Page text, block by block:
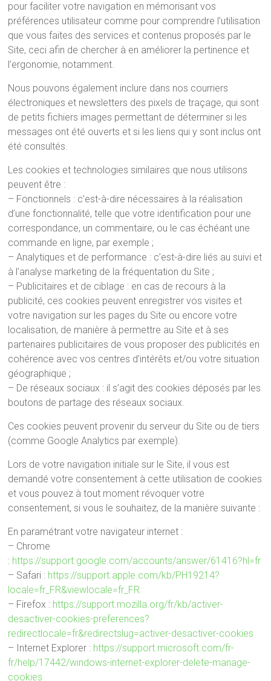
pour faciliter votre navigation en mémorisant vos
préférences utilisateur comme pour comprendre l’utilisation
que vous faites des services et contenus proposés par le
Site, ceci afin de chercher à en améliorer la pertinence et
l’ergonomie, notamment.
Nous pouvons également inclure dans nos courriers
électroniques et newsletters des pixels de traçage, qui sont
de petits fichiers images permettant de déterminer si les
messages ont été ouverts et si les liens qui y sont inclus ont
été consultés.
Les cookies et technologies similaires que nous utilisons
peuvent être :
– Fonctionnels : c’est-à-dire nécessaires à la réalisation
d’une fonctionnalité, telle que votre identification pour une
correspondance, un commentaire, ou le cas échéant une
commande en ligne, par exemple ;
– Analytiques et de performance : c’est-à-dire liés au suivi et
à l’analyse marketing de la fréquentation du Site ;
– Publicitaires et de ciblage : en cas de recours à la
publicité, ces cookies peuvent enregistrer vos visites et
votre navigation sur les pages du Site ou encore votre
localisation, de manière à permettre au Site et à ses
partenaires publicitaires de vous proposer des publicités en
cohérence avec vos centres d’intérêts et/ou votre situation
géographique ;
– De réseaux sociaux : il s’agit des cookies déposés par les
boutons de partage des réseaux sociaux.
Ces cookies peuvent provenir du serveur du Site ou de tiers
(comme Google Analytics par exemple).
Lors de votre navigation initiale sur le Site, il vous est
demandé votre consentement à cette utilisation de cookies
et vous pouvez à tout moment révoquer votre
consentement, si vous le souhaitez, de la manière suivante :
En paramétrant votre navigateur internet :
– Chrome
: https://support.google.com/accounts/answer/61416?hl=fr
– Safari : https://support.apple.com/kb/PH19214?
locale=fr_FR&viewlocale=fr_FR
– Firefox : https://support.mozilla.org/fr/kb/activer-
desactiver-cookies-preferences?
redirectlocale=fr&redirectslug=activer-desactiver-cookies
– Internet Explorer : https://support.microsoft.com/fr-
fr/help/17442/windows-internet-explorer-delete-manage-
cookies